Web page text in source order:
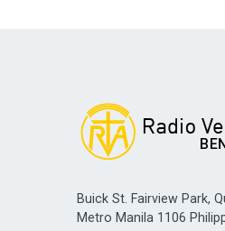
Buick St. Fairview Park,
Metro Manila 1106